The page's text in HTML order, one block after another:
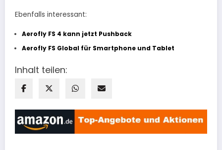
Ebenfalls interessant:
Aerofly FS 4 kann jetzt Pushback
Aerofly FS Global für Smartphone und Tablet
Inhalt teilen: